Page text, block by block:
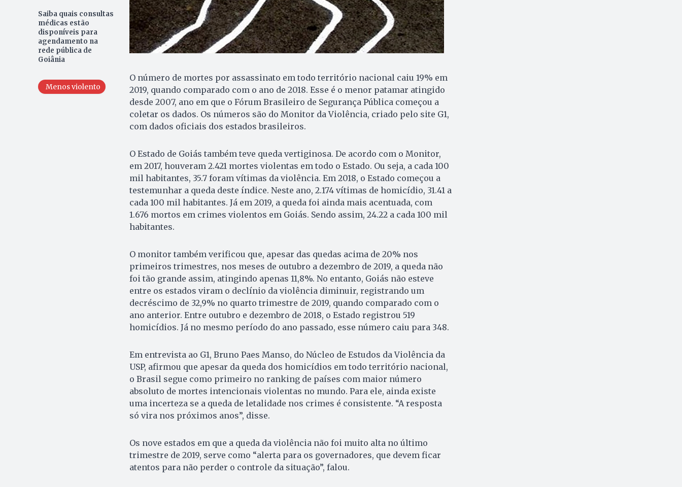
Saiba quais consultas
médicas estão
disponíveis para
agendamento na
rede pública de
Goiânia
Menos violento
O número de mortes por assassinato em todo território nacional caiu 19% em
2019, quando comparado com o ano de 2018. Esse é o menor patamar atingido
desde 2007, ano em que o Fórum Brasileiro de Segurança Pública começou a
coletar os dados. Os números são do Monitor da Violência, criado pelo site G1,
com dados oficiais dos estados brasileiros.
O Estado de Goiás também teve queda vertiginosa. De acordo com o Monitor,
em 2017, houveram 2.421 mortes violentas em todo o Estado. Ou seja, a cada 100
mil habitantes, 35.7 foram vítimas da violência. Em 2018, o Estado começou a
testemunhar a queda deste índice. Neste ano, 2.174 vítimas de homicídio, 31.41 a
cada 100 mil habitantes. Já em 2019, a queda foi ainda mais acentuada, com
1.676 mortos em crimes violentos em Goiás. Sendo assim, 24.22 a cada 100 mil
habitantes.
O monitor também verificou que, apesar das quedas acima de 20% nos
primeiros trimestres, nos meses de outubro a dezembro de 2019, a queda não
foi tão grande assim, atingindo apenas 11,8%. No entanto, Goiás não esteve
entre os estados viram o declínio da violência diminuir, registrando um
decréscimo de 32,9% no quarto trimestre de 2019, quando comparado com o
ano anterior. Entre outubro e dezembro de 2018, o Estado registrou 519
homicídios. Já no mesmo período do ano passado, esse número caiu para 348.
Em entrevista ao G1, Bruno Paes Manso, do Núcleo de Estudos da Violência da
USP, afirmou que apesar da queda dos homicídios em todo território nacional,
o Brasil segue como primeiro no ranking de países com maior número
absoluto de mortes intencionais violentas no mundo. Para ele, ainda existe
uma incerteza se a queda de letalidade nos crimes é consistente. “A resposta
só vira nos próximos anos”, disse.
Os nove estados em que a queda da violência não foi muito alta no último
trimestre de 2019, serve como “alerta para os governadores, que devem ficar
atentos para não perder o controle da situação”, falou.